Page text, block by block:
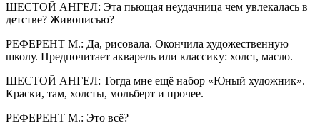
ШЕСТОЙ АНГЕЛ: Эта пьющая неудачница чем увлекалась в
детстве? Живописью?
РЕФЕРЕНТ М.: Да, рисовала. Окончила художественную
школу. Предпочитает акварель или классику: холст, масло.
ШЕСТОЙ АНГЕЛ: Тогда мне ещё набор «Юный художник».
Краски, там, холсты, мольберт и прочее.
РЕФЕРЕНТ М.: Это всё?